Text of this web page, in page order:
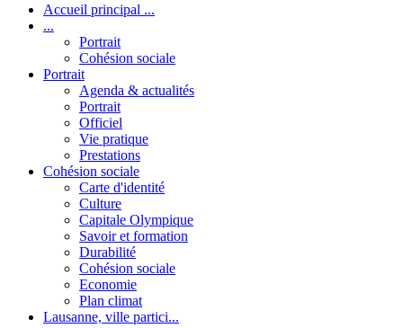
Accueil principal ...
...
Portrait
Cohésion sociale
Portrait
Agenda & actualités
Portrait
Officiel
Vie pratique
Prestations
Cohésion sociale
Carte d'identité
Culture
Capitale Olympique
Savoir et formation
Durabilité
Cohésion sociale
Economie
Plan climat
Lausanne, ville partici...